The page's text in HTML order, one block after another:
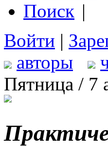
Поиск |
Войти |
авторы
Пятница / 7